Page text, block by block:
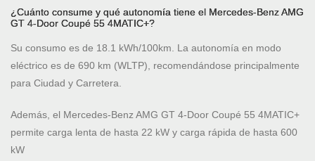
¿Cuánto consume y qué autonomía tiene el Mercedes-Benz AMG
GT 4-Door Coupé 55 4MATIC+?
Su consumo es de 18.1 kWh/100km. La autonomía en modo
eléctrico es de 690 km (WLTP), recomendándose principalmente
para Ciudad y Carretera.
Además, el Mercedes-Benz AMG GT 4-Door Coupé 55 4MATIC+
permite carga lenta de hasta 22 kW y carga rápida de hasta 600
kW